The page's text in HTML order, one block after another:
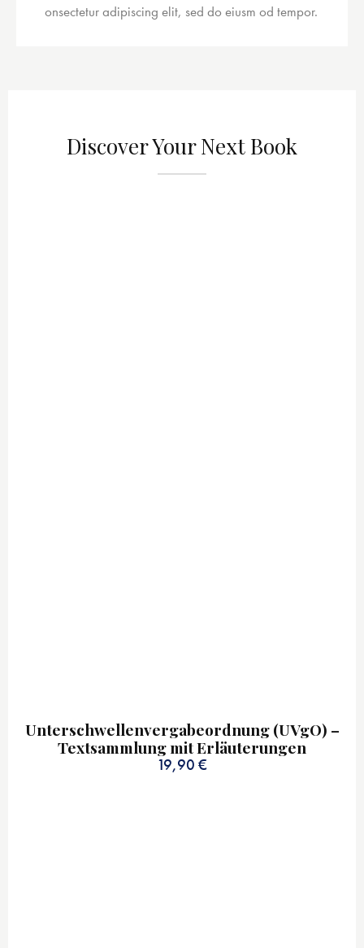
onsectetur adipiscing elit, sed do eiusm od tempor.
Discover Your Next Book
Unterschwellenvergabeordnung (UVgO) –
Textsammlung mit Erläuterungen
19,90 €